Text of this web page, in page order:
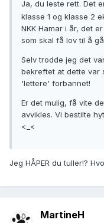
Ja, du leste rett. Det
klasse 1 og klasse 2
NKK Hamar i år, det
som skal få lov til å
Selv trodde jeg det
bekreftet at dette var
'lettere' forbannet!
Er det mulig, få vite
avvikles. Vi bestilte
<_<
Jeg HÅPER du tuller!?
MartineH